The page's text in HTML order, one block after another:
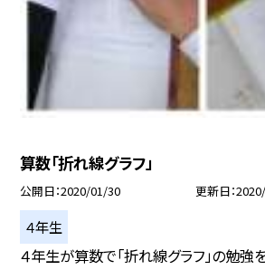
算数「折れ線グラフ」
公開日 2020/01/30 更新日
４年生
４年生が算数で「折れ線グラフ」の勉強